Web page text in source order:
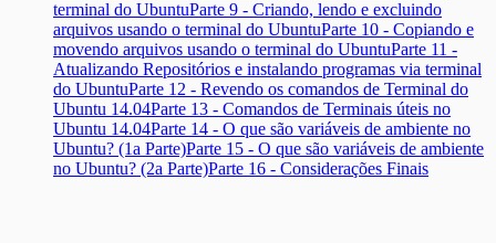
terminal do UbuntuParte 9 - Criando, lendo e excluindo
arquivos usando o terminal do UbuntuParte 10 - Copiando e
movendo arquivos usando o terminal do UbuntuParte 11 -
Atualizando Repositórios e instalando programas via terminal
do UbuntuParte 12 - Revendo os comandos de Terminal do
Ubuntu 14.04Parte 13 - Comandos de Terminais úteis no
Ubuntu 14.04Parte 14 - O que são variáveis de ambiente no
Ubuntu? (1a Parte)Parte 15 - O que são variáveis de ambiente
no Ubuntu? (2a Parte)Parte 16 - Considerações Finais